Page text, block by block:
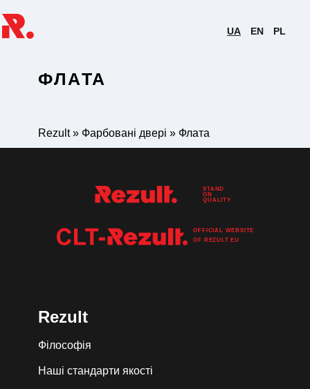
UA EN PL
ФЛАТА
Rezult» Фарбовані двері » Флата
STAND
ON
QUALITY
OFFICIAL WEBSITE
OF REZULT EU
Rezult
Філософія
Наші стандарти якості